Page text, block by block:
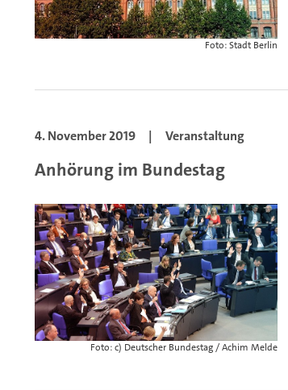
Foto: Stadt Berlin
4. November 2019 | Veranstaltung
Anhörung im Bundestag
Foto: c) Deutscher Bundestag / Achim Melde